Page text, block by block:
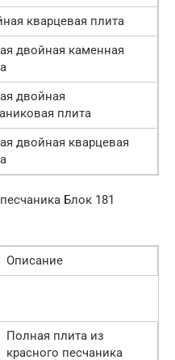
кварцевая плита
двойная каменная
двойная
плита
двойная кварцевая
Блок 181
Описание
Полная плита из
красного песчаника